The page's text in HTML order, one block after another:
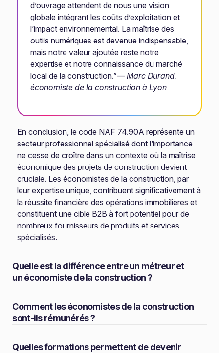
d’ouvrage attendent de nous une vision
globale intégrant les coûts d’exploitation et
l’impact environnemental. La maîtrise des
outils numériques est devenue indispensable,
mais notre valeur ajoutée reste notre
expertise et notre connaissance du marché
local de la construction.”— Marc Durand,
économiste de la construction à Lyon
En conclusion, le code NAF 74.90A représente un
secteur professionnel spécialisé dont l’importance
ne cesse de croître dans un contexte où la maîtrise
économique des projets de construction devient
cruciale. Les économistes de la construction, par
leur expertise unique, contribuent significativement à
la réussite financière des opérations immobilières et
constituent une cible B2B à fort potentiel pour de
nombreux fournisseurs de produits et services
spécialisés.
Quelle est la différence entre un métreur et
un économiste de la construction ?
Comment les économistes de la construction
sont-ils rémunérés ?
Quelles formations permettent de devenir